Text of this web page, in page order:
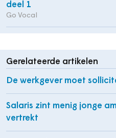
deel 1
Go Vocal
Gerelateerde artikelen
De werkgever moet
Salaris zint menig jonge
vertrekt